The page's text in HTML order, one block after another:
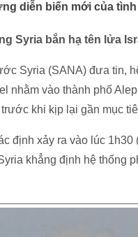
diễn biến mới của
Syria bắn hạ tên lửa
Syria (SANA) đưa tin,
nhằm vào thành phố
khi kịp lại gần mục
định xảy ra vào lúc
khẳng định hệ thống